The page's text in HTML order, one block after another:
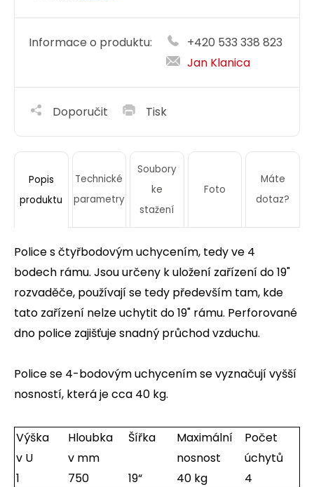
Informace o produktu:
+420 533 338 823
Jan Klanica
Doporučit Tisk
Popis
produktu
Technické
parametry
Soubory
ke
stažení
Foto
Máte
dotaz?
Police s čtyřbodovým uchycením, tedy ve 4
bodech rámu. Jsou určeny k uložení zařízení do 19"
rozvaděče, používají se tedy především tam, kde
tato zařízení nelze uchytit do 19" rámu. Perforované
dno police zajišťuje snadný průchod vzduchu.
Police se 4-bodovým uchycením se vyznačují vyšší
nosností, která je cca 40 kg.
Výška
v U
Hloubka
v mm
Šířka
Maximální
nosnost
Počet
úchytů
1
750 19“ 40 kg 4